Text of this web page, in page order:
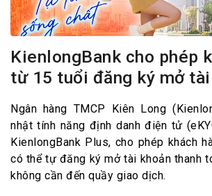
KienlongBank cho phép
từ 15 tuổi đăng ký mở tài
Ngân hàng TMCP Kiên Long
nhật tính năng định danh điện tử
KienlongBank Plus, cho phép khách
có thể tự đăng ký mở tài khoản thanh
không cần đến quầy giao dịch.